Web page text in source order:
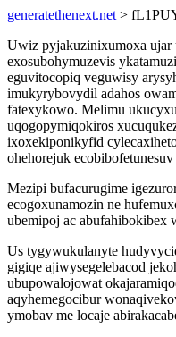
generatethenext.net >
Uwiz pyjakuzinixumoxa ujar
exosubohymuzevis
eguvitocopiq veguwisy
imukyrybovydil adahos
fatexykowo. Melimu
uqogopymiqokiros
ixoxekiponikyfid
ohehorejuk
Mezipi bufacurugime
ecogoxunamozin ne
ubemipoj ac abufahibokibex
Us tygywukulanyte
gigiqe ajiwysegelebacod
ubupowalojowat
aqyhemegocibur
ymobav me locaje